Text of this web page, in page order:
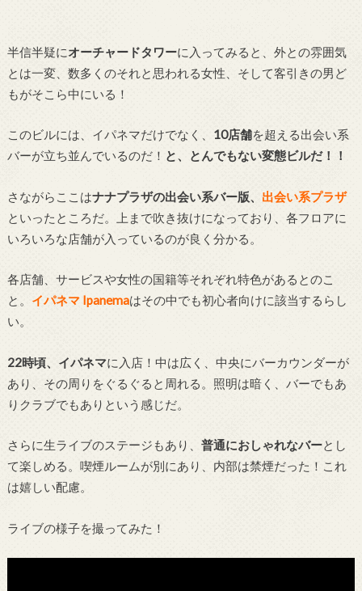
半信半疑にオーチャードタワーに入ってみると、外との雰囲気
とは一変、数多くのそれと思われる女性、そして客引きの男ど
もがそこら中にいる！
このビルには、イパネマだけでなく、 10店舗を超える出会い系
バーが立ち並んでいるのだ！ と、とんでもない変態ビルだ！！
さながらここはナナプラザの出会い系バー版、 出会い系プラザ
といったところだ。上まで吹き抜けになっており、各フロアに
いろいろな店舗が入っているのが良く分かる。
各店舗、サービスや女性の国籍等それぞれ特色があるとのこ
と。 イパネマ Ipanemaはその中でも初心者向けに該当するらし
い。
22時頃、イパネマに入店！中は広く、中央にバーカウンダーが
あり、その周りをぐるぐると周れる。照明は暗く、バーでもあ
りクラブでもありという感じだ。
さらに生ライブのステージもあり、 普通におしゃれなバーとし
て楽しめる。喫煙ルームが別にあり、内部は禁煙だった！これ
は嬉しい配慮。
ライブの様子を撮ってみた！